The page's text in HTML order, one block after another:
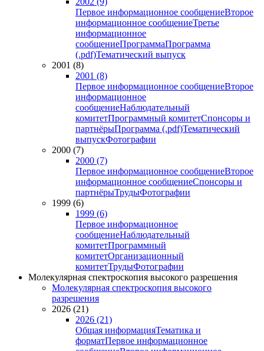
Первое информационное сообщениеВторое
информационное сообщениеТретье
информационное
сообщениеПрограммаПрограмма
(.pdf)Тематический выпуск
2001 (8)
2001 (8)
Первое информационное сообщениеВторое
информационное
сообщениеНаблюдательный
комитетПрограммный комитетСпонсоры и
партнёрыПрограмма (.pdf)Тематический
выпускФотографии
2000 (7)
2000 (7)
Первое информационное сообщениеВторое
информационное сообщениеСпонсоры и
партнёрыТрудыФотографии
1999 (6)
1999 (6)
Первое информационное
сообщениеНаблюдательный
комитетПрограммный
комитетОрганизационный
комитетТрудыФотографии
Молекулярная спектроскопия высокого разрешения
Молекулярная спектроскопия высокого
разрешения
2026 (21)
2026 (21)
Общая информацияТематика и
форматПервое информационное